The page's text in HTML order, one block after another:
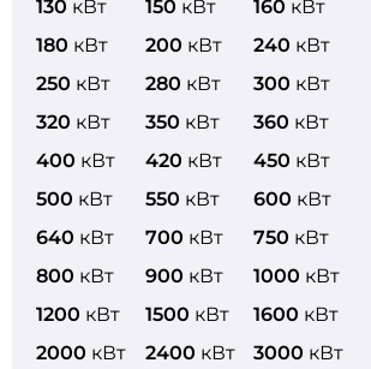
130 кВт 150 кВт 160 кВт
180 кВт 200 кВт 240 кВт
250 кВт 280 кВт 300 кВт
320 кВт 350 кВт 360 кВт
400 кВт 420 кВт 450 кВт
500 кВт 550 кВт 600 кВт
640 кВт 700 кВт 750 кВт
800 кВт 900 кВт 1000 кВт
1200 кВт 1500 кВт 1600 кВт
2000 кВт 2400 кВт 3000 кВт